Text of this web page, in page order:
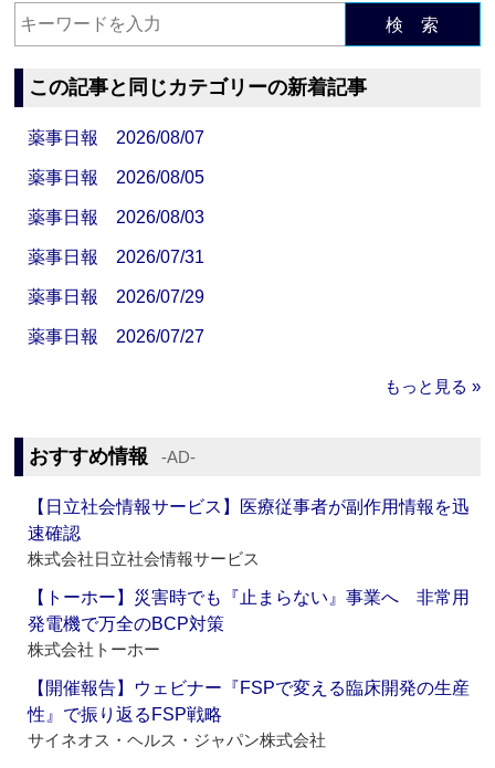
検 索
この記事と同じカテゴリーの新着記事
薬事日報 2026/08/07
薬事日報 2026/08/05
薬事日報 2026/08/03
薬事日報 2026/07/31
薬事日報 2026/07/29
薬事日報 2026/07/27
もっと見る »
おすすめ情報 ‐AD‐
【日立社会情報サービス】医療従事者が副作用情報を迅
速確認
株式会社日立社会情報サービス
【トーホー】災害時でも『止まらない』事業へ 非常用
発電機で万全のBCP対策
株式会社トーホー
【開催報告】ウェビナー『FSPで変える臨床開発の生産
性』で振り返るFSP戦略
サイネオス・ヘルス・ジャパン株式会社